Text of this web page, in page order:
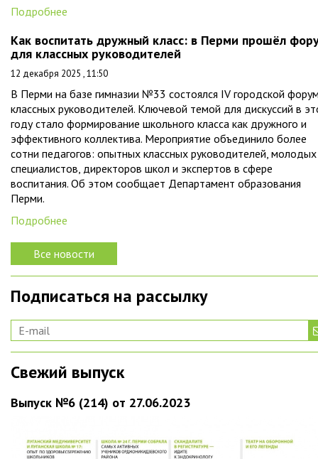
Подробнее
Как воспитать дружный класс: в Перми прошёл
для классных руководителей
12 декабря 2025 , 11:50
В Перми на базе гимназии №33 состоялся IV городской
классных руководителей. Ключевой темой для дискуссий в
году стало формирование школьного класса как дружного и
эффективного коллектива. Мероприятие объединило более
сотни педагогов: опытных классных руководителей, молодых
специалистов, директоров школ и экспертов в сфере
воспитания. Об этом сообщает Департамент образования
Перми.
Подробнее
Все новости
Подписаться на рассылку
Свежий выпуск
Выпуск №6 (214) от 27.06.2023